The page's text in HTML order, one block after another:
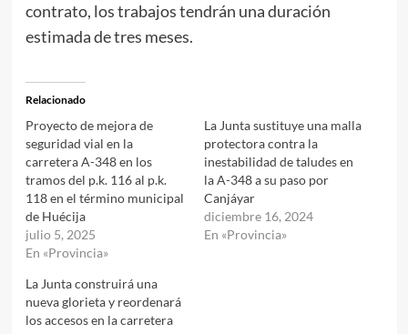
contrato, los trabajos tendrán una duración
estimada de tres meses.
Relacionado
Proyecto de mejora de
seguridad vial en la
carretera A-348 en los
tramos del p.k. 116 al p.k.
118 en el término municipal
de Huécija
julio 5, 2025
En «Provincia»
La Junta sustituye una malla
protectora contra la
inestabilidad de taludes en
la A-348 a su paso por
Canjáyar
diciembre 16, 2024
En «Provincia»
La Junta construirá una
nueva glorieta y reordenará
los accesos en la carretera